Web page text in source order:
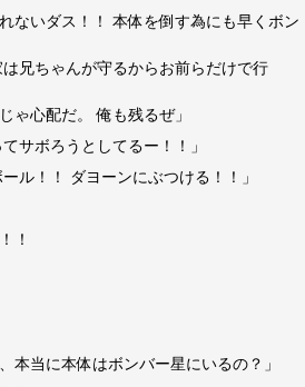
ないダス！！ 本体を倒す為にも早くボン
兄ちゃんが守るからお前らだけで行
ゃ心配だ。 俺も残るぜ」
サボろうとしてるー！！」
ル！！ ダヨーンにぶつける！！」
！
本当に本体はボンバー星にいるの？」